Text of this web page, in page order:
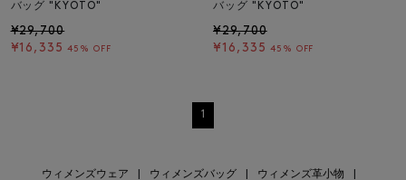
バッグ "KYOTO"
¥29,700
¥16,335 45% OFF
バッグ "KYOTO"
¥29,700
¥16,335 45% OFF
1
ウィメンズウェア ウィメンズバッグ ウィメンズ革小物